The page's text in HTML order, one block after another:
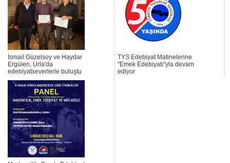
İsmail Güzelsoy ve Haydar
Ergülen, Urla'da
edebiyatseverlerle buluştu
TYS Edebiyat Matinelerine
"Emek Edebiyatı"yla devam
ediyor